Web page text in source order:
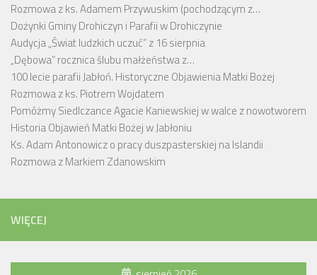
Rozmowa z ks. Adamem Przywuskim (pochodzącym z…
Dożynki Gminy Drohiczyn i Parafii w Drohiczynie
Audycja „Świat ludzkich uczuć” z 16 sierpnia
„Dębowa” rocznica ślubu małżeństwa z…
100 lecie parafii Jabłoń. Historyczne Objawienia Matki Bożej
Rozmowa z ks. Piotrem Wojdatem
Pomóżmy Siedlczance Agacie Kaniewskiej w walce z nowotworem
Historia Objawień Matki Bożej w Jabłoniu
Ks. Adam Antonowicz o pracy duszpasterskiej na Islandii
Rozmowa z Markiem Zdanowskim
WIĘCEJ